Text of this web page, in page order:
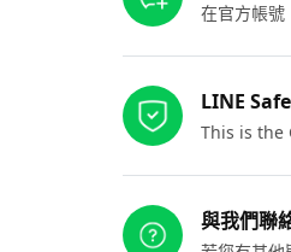
在官方帳號
LINE
This is the
與我們聯